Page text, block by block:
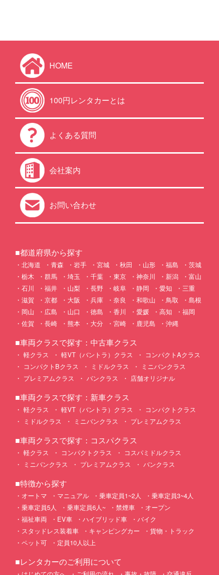
HOME
100円レンタカーとは
よくある質問
会社案内
お問い合わせ
■都道府県から探す
北海道 青森 岩手 宮城 秋田 山形 福島
茨城
栃木
群馬 埼玉 千葉 東京 神奈川 新潟
富山
石川
福井 山梨 長野 岐阜 静岡 愛知
三重
滋賀
京都 大阪 兵庫 奈良 和歌山 鳥取
島根
岡山
広島 山口 徳島 香川 愛媛 高知
福岡
佐賀
長崎 熊本 大分 宮崎 鹿児島 沖縄
■車両クラスで探す：中古車クラス
軽クラス 軽VT（バントラ）クラス
コンパクトAクラス
コンパクトBクラス
ミドルクラス
ミニバンクラス
プレミアムクラス
バンクラス 店舗オリジナル
■車両クラスで探す：新車クラス
軽クラス 軽VT（バントラ）クラス
コンパクトクラス
ミドルクラス
ミニバンクラス プレミアムクラス
■車両クラスで探す：コスパクラス
軽クラス コンパクトクラス
コスパミドルクラス
ミニバンクラス
プレミアムクラス バンクラス
■特徴から探す
オートマ マニュアル 乗車定員1~2人
乗車定員3~4人
乗車定員5人
乗車定員6人~ 禁煙車
オープン
福祉車両
EV車 ハイブリッド車
バイク
スタッドレス装着車
キャンピングカー
貨物・トラック
ペット可
定員10人以上
■レンタカーのご利用について